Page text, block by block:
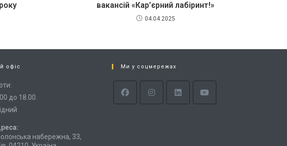
вакансій «Кар’єрний лабіринт!»
04.04.2025
офіс
до 18.00.
набережна, 33,
Ми у соцмережах